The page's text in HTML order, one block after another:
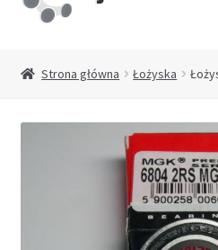
nawigacji
treści
Strona główna Łożyska